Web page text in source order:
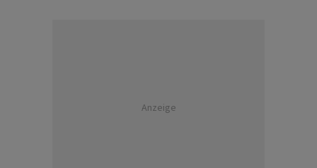
Anzeige